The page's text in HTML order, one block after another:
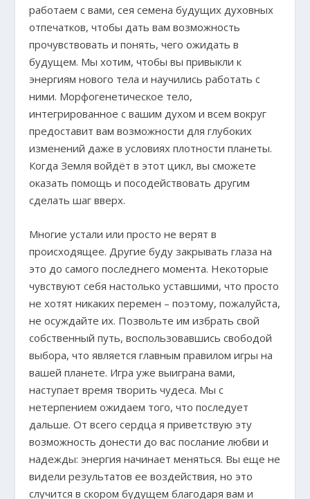
работаем с вами, сея семена будущих духовных
отпечатков, чтобы дать вам возможность
прочувствовать и понять, чего ожидать в
будущем. Мы хотим, чтобы вы привыкли к
энергиям нового тела и научились работать с
ними. Морфогенетическое тело,
интегрированное с вашим духом и всем вокруг
предоставит вам возможности для глубоких
изменений даже в условиях плотности планеты.
Когда Земля войдёт в этот цикл, вы сможете
оказать помощь и посодействовать другим
сделать шаг вверх.
Многие устали или просто не верят в
происходящее. Другие буду закрывать глаза на
это до самого последнего момента. Некоторые
чувствуют себя настолько уставшими, что просто
не хотят никаких перемен – поэтому, пожалуйста,
не осуждайте их. Позвольте им избрать свой
собственный путь, воспользовавшись свободой
выбора, что является главным правилом игры на
вашей планете. Игра уже выиграна вами,
наступает время творить чудеса. Мы с
нетерпением ожидаем того, что последует
дальше. От всего сердца я приветствую эту
возможность донести до вас послание любви и
надежды: энергия начинает меняться. Вы еще не
видели результатов ее воздействия, но это
случится в скором будущем благодаря вам и